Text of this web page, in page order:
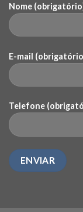
Nome
E-mail
Telefone